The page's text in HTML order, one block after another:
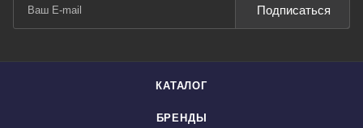
Подписаться
КАТАЛОГ
БРЕНДЫ